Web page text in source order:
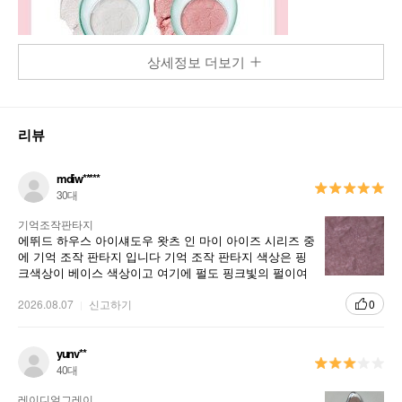
상세정보 더보기
리뷰
mdiw*****
30대
기억조작판타지
에뛰드 하우스 아이섀도우 왓츠 인 마이 아이즈 시리즈 중
에 기억 조작 판타지 입니다 기억 조작 판타지 색상은 핑
크색상이 베이스 색상이고 여기에 펄도 핑크빛의 펄이여
2026.08.07 신고하기 0
yunv**
40대
레이디얼그레이